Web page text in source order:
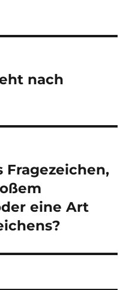
nach
Fragezeichen,
eine Art